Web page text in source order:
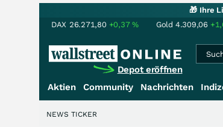
🎁 Ihre
DAX 26.271,80 +0,37% Gold 4.309,06
Depot eröffnen
Aktien Community Nachrichten
NEWS TICKER